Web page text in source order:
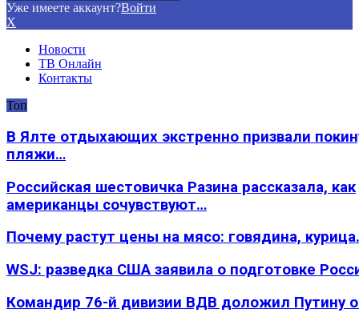
Уже имеете аккаунт?Войти
X
Новости
ТВ Онлайн
Контакты
Топ
В Ялте отдыхающих экстренно призвали
пляжи…
Российская шестовичка Разина рассказала, как
американцы сочувствуют…
Почему растут цены на мясо: говядина,
WSJ: разведка США заявила о подготовке
Командир 76-й дивизии ВДВ доложил Путину